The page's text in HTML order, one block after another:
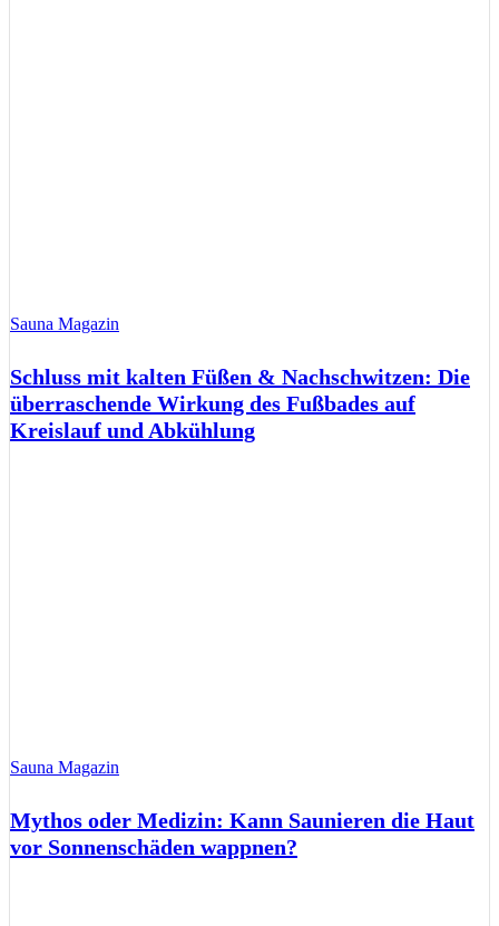
Sauna Magazin
Schluss mit kalten Füßen & Nachschwitzen: Die
überraschende Wirkung des Fußbades auf
Kreislauf und Abkühlung
Sauna Magazin
Mythos oder Medizin: Kann Saunieren die Haut
vor Sonnenschäden wappnen?